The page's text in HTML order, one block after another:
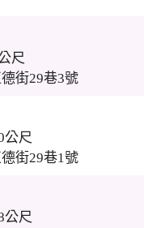
尺
街29巷3號
公尺
街29巷1號
公尺